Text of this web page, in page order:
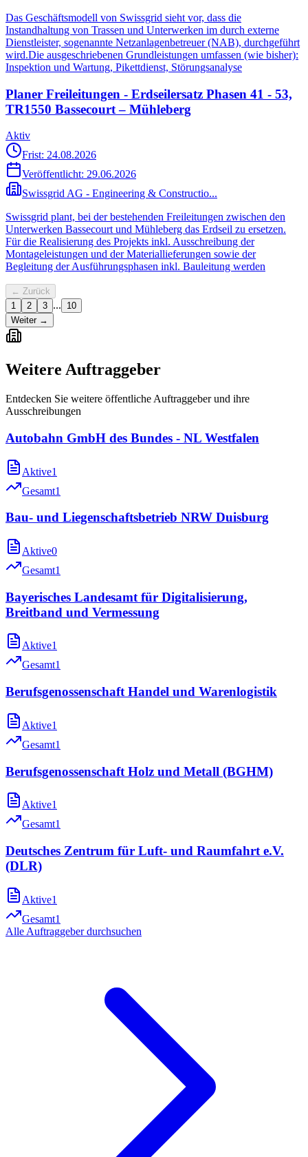
Das Geschäftsmodell von Swissgrid sieht vor, dass die
Instandhaltung von Trassen und Unterwerken im durch externe
Dienstleister, sogenannte Netzanlagenbetreuer (NAB), durchgeführt
wird.Die ausgeschriebenen Grundleistungen umfassen (wie bisher):
Inspektion und Wartung, Pikettdienst, Störungsanalyse
Planer Freileitungen - Erdseilersatz Phasen 41 - 53,
TR1550 Bassecourt – Mühleberg
Aktiv
Frist: 24.08.2026
Veröffentlicht: 29.06.2026
Swissgrid AG - Engineering & Constructio...
Swissgrid plant, bei der bestehenden Freileitungen zwischen den
Unterwerken Bassecourt und Mühleberg das Erdseil zu ersetzen.
Für die Realisierung des Projekts inkl. Ausschreibung der
Montageleistungen und der Materiallieferungen sowie der
Begleitung der Ausführungsphasen inkl. Bauleitung werden
← Zurück
1
2 3 ...
10
Weiter →
Weitere Auftraggeber
Entdecken Sie weitere öffentliche Auftraggeber und ihre
Ausschreibungen
Autobahn GmbH des Bundes - NL Westfalen
Aktive1
Gesamt1
Bau- und Liegenschaftsbetrieb NRW Duisburg
Aktive0
Gesamt1
Bayerisches Landesamt für Digitalisierung,
Breitband und Vermessung
Aktive1
Gesamt1
Berufsgenossenschaft Handel und Warenlogistik
Aktive1
Gesamt1
Berufsgenossenschaft Holz und Metall (BGHM)
Aktive1
Gesamt1
Deutsches Zentrum für Luft- und Raumfahrt e.V.
(DLR)
Aktive1
Gesamt1
Alle Auftraggeber durchsuchen